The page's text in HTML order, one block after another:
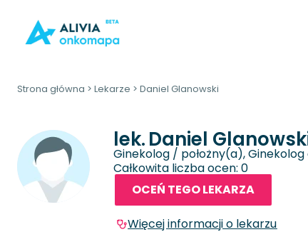
Strona główna > Lekarze > Daniel Glanowski
lek.Daniel
Ginekolog / położny(a),
Całkowita liczba ocen: 0
OCEŃ TEGO LEKARZA
Więcej informacji o lekarzu